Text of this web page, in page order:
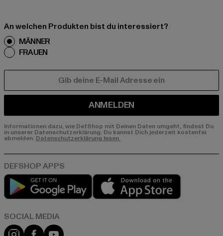
An welchen Produkten bist du interessiert?
MÄNNER
FRAUEN
ANMELDEN
Informationen dazu, wie DefShop mit Deinen Daten umgeht, findest Du
in unserer Datenschutzerklärung. Du kannst Dich jederzeit kostenfei
abmelden. Datenschutzerklärung lesen.
Play market
Instagram
FacebookYouTube